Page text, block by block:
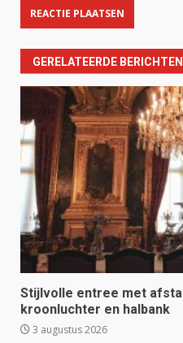
GERELATEERDE BERICHTEN
Stijlvolle entree met
kroonluchter en halbank
3 augustus 2026